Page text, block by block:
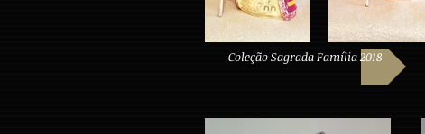
Coleção Sagrada Família 2018